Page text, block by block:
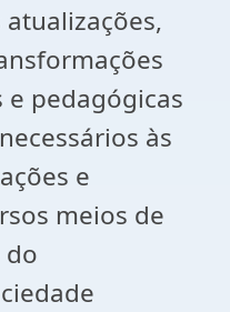
e pedagógicas
às
e
meios de
do